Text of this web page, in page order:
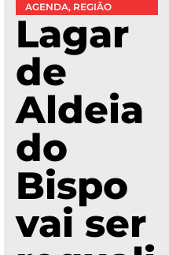
AGENDA, REGIÃO
Lagar
de
Aldeia
do
Bispo
vai ser